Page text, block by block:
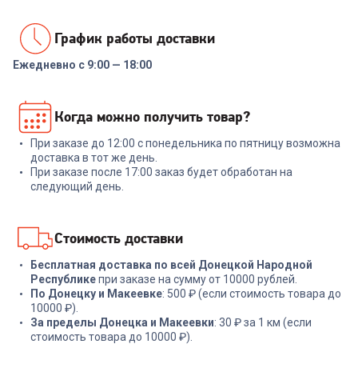
Реле напряжения Rucelf
SRW-16A 3кВА
+ 47 бонусов
1 599₽
График работы доставки
Ежедневно с 9:00 — 18:00
Когда можно получить товар?
При заказе до 12:00 с понедельника по пятницу возможна
доставка в тот же день.
При заказе после 17:00 заказ будет обработан на
следующий день.
Стоимость доставки
Бесплатная доставка по всей Донецкой Народной
Республикепри заказе на сумму от 10000 рублей.
По Донецку и Макеевке: 500 ₽ (если стоимость товара до
10000 ₽).
За пределы Донецка и Макеевки: 30 ₽ за 1 км (если
стоимость товара до 10000 ₽).